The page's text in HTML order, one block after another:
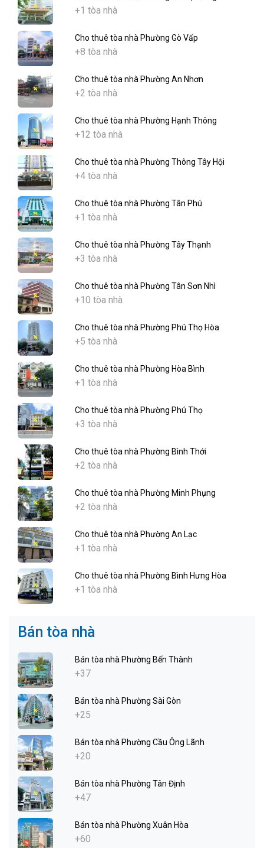
+1 tòa nhà
Cho thuê tòa nhà Phường Gò Vấp
+8 tòa nhà
Cho thuê tòa nhà Phường An Nhơn
+2 tòa nhà
Cho thuê tòa nhà Phường Hạnh Thông
+12 tòa nhà
Cho thuê tòa nhà Phường Thông Tây Hội
+4 tòa nhà
Cho thuê tòa nhà Phường Tân Phú
+1 tòa nhà
Cho thuê tòa nhà Phường Tây Thạnh
+3 tòa nhà
Cho thuê tòa nhà Phường Tân Sơn Nhì
+10 tòa nhà
Cho thuê tòa nhà Phường Phú Thọ Hòa
+5 tòa nhà
Cho thuê tòa nhà Phường Hòa Bình
+1 tòa nhà
Cho thuê tòa nhà Phường Phú Thọ
+3 tòa nhà
Cho thuê tòa nhà Phường Bình Thới
+2 tòa nhà
Cho thuê tòa nhà Phường Minh Phụng
+2 tòa nhà
Cho thuê tòa nhà Phường An Lạc
+1 tòa nhà
Cho thuê tòa nhà Phường Bình Hưng Hòa
+1 tòa nhà
Bán tòa nhà
Bán tòa nhà Phường Bến Thành
+37
Bán tòa nhà Phường Sài Gòn
+25
Bán tòa nhà Phường Cầu Ông Lãnh
+20
Bán tòa nhà Phường Tân Định
+47
Bán tòa nhà Phường Xuân Hòa
+60